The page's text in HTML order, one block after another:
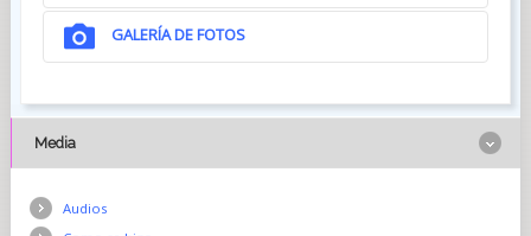
GALERÍA DE FOTOS
Media
Audios